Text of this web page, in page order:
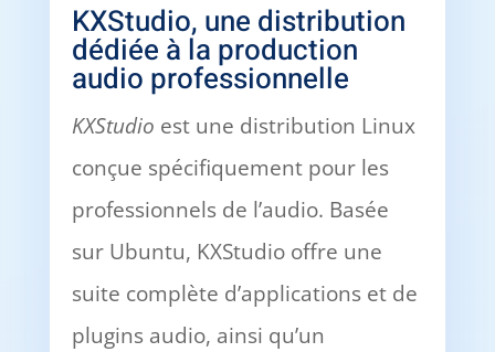
KXStudio, une distribution
dédiée à la production
audio professionnelle
KXStudio est une distribution Linux
conçue spécifiquement pour les
professionnels de l’audio. Basée
sur Ubuntu, KXStudio offre une
suite complète d’applications et de
plugins audio, ainsi qu’un